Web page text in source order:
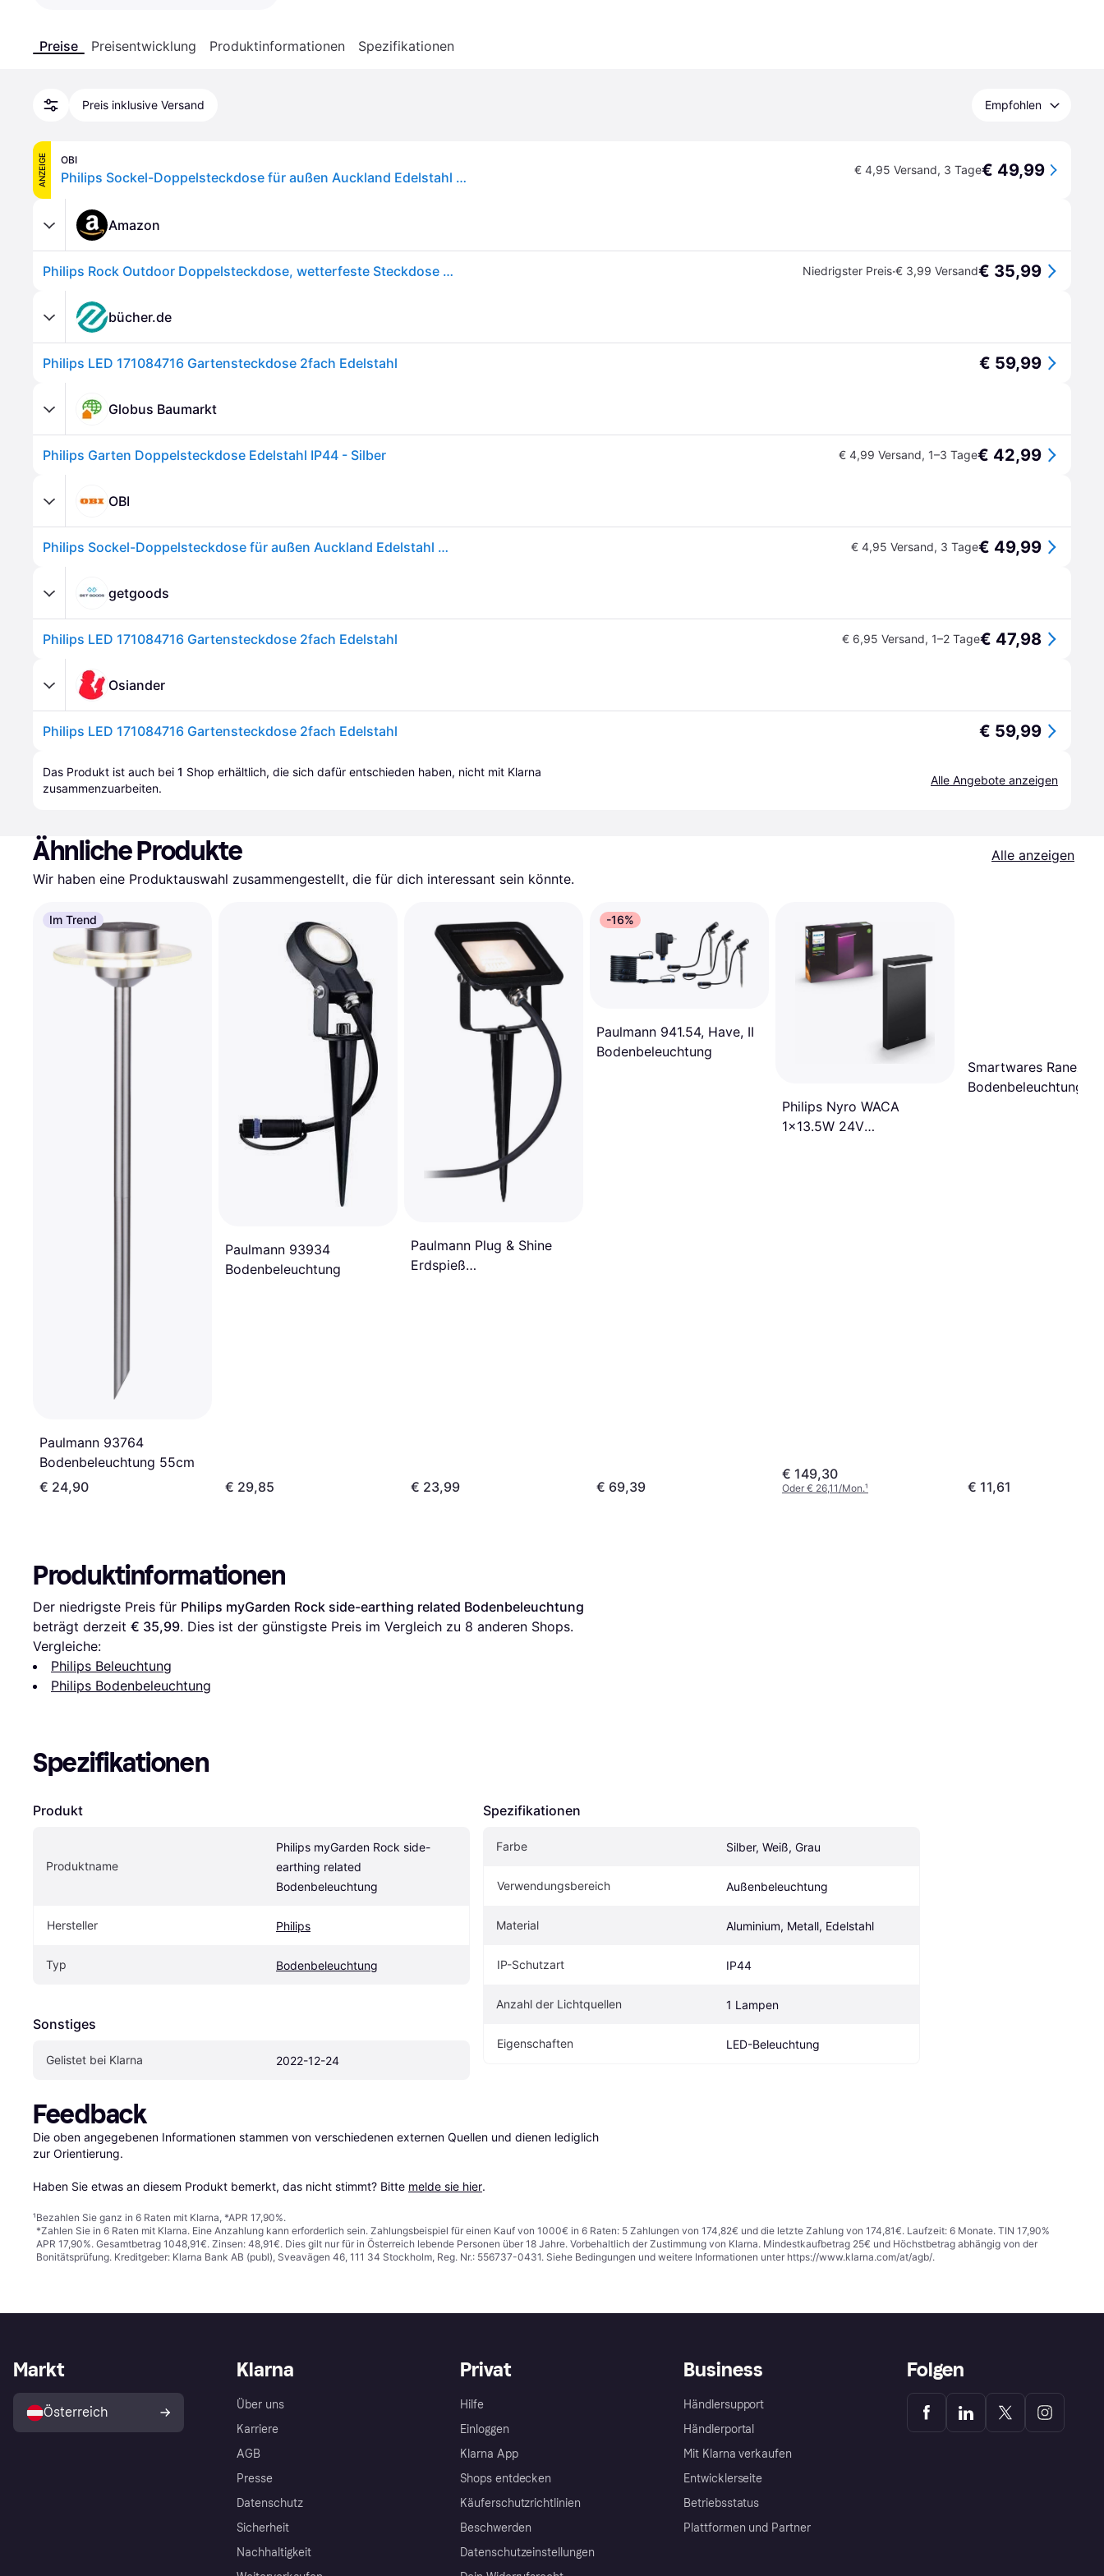
Preise Preisentwicklung Produktinformationen Spezifikationen
Preis inklusive Versand Empfohlen
ANZEIGE OBI
Philips Sockel-Doppelsteckdose für außen Auckland Edelstahl 23,2 cm € 4,95 Versand, 3 Tage€ 49,99
Amazon
Philips Rock Outdoor Doppelsteckdose, wetterfeste Steckdose mit 2 Steckern, optimale Stromversorgung für LED Beleuchtung im Außenbereich, Edelstahl Niedrigster Preis·€ 3,99 Versand€ 35,99
bücher.de
Philips LED 171084716 Gartensteckdose 2fach Edelstahl € 59,99
Globus Baumarkt
Philips Garten Doppelsteckdose Edelstahl IP44 - Silber € 4,99 Versand, 1–3 Tage€ 42,99
OBI
Philips Sockel-Doppelsteckdose für außen Auckland Edelstahl 23,2 cm € 4,95 Versand, 3 Tage€ 49,99
getgoods
Philips LED 171084716 Gartensteckdose 2fach Edelstahl € 6,95 Versand, 1–2 Tage€ 47,98
Osiander
Philips LED 171084716 Gartensteckdose 2fach Edelstahl € 59,99
Das Produkt ist auch bei 1 Shop erhältlich, die sich dafür entschieden haben, nicht mit Klarna
zusammenzuarbeiten.
Alle Angebote anzeigen
Ähnliche Produkte
Alle anzeigen
Wir haben eine Produktauswahl zusammengestellt, die für dich interessant sein könnte.
Im Trend
Paulmann 93764
Bodenbeleuchtung 55cm
€ 24,90
Paulmann 93934
Bodenbeleuchtung
€ 29,85
Paulmann Plug & Shine
Erdspieß
€ 23,99
-16%
Paulmann 941.54, Have, II
Bodenbeleuchtung
€ 69,39
Philips Nyro WACA
1x13.5W 24V
€ 149,30
Oder € 26,11/Mon.¹
Smartwares Ranex
Bodenbeleuchtung
€ 11,61
Produktinformationen
Der niedrigste Preis für Philips myGarden Rock side-earthing related Bodenbeleuchtung
beträgt derzeit € 35,99. Dies ist der günstigste Preis im Vergleich zu 8 anderen Shops.
Vergleiche:
Philips Beleuchtung
Philips Bodenbeleuchtung
Spezifikationen
Produkt
Produktname
Philips myGarden Rock side-
earthing related
Bodenbeleuchtung
Hersteller Philips
Typ Bodenbeleuchtung
Sonstiges
Gelistet bei Klarna 2022-12-24
Spezifikationen
Farbe Silber, Weiß, Grau
Verwendungsbereich Außenbeleuchtung
Material Aluminium, Metall, Edelstahl
IP-Schutzart IP44
Anzahl der Lichtquellen 1 Lampen
Eigenschaften LED-Beleuchtung
Feedback
Die oben angegebenen Informationen stammen von verschiedenen externen Quellen und dienen lediglich
zur Orientierung.
Haben Sie etwas an diesem Produkt bemerkt, das nicht stimmt? Bitte melde sie hier.
¹Bezahlen Sie ganz in 6 Raten mit Klarna, *APR 17,90%.
*Zahlen Sie in 6 Raten mit Klarna. Eine Anzahlung kann erforderlich sein. Zahlungsbeispiel für einen Kauf von 1000€ in 6 Raten: 5 Zahlungen von 174,82€ und die letzte Zahlung von 174,81€. Laufzeit: 6 Monate. TIN 17,90%
APR 17,90%. Gesamtbetrag 1048,91€. Zinsen: 48,91€. Dies gilt nur für in Österreich lebende Personen über 18 Jahre. Vorbehaltlich der Zustimmung von Klarna. Mindestkaufbetrag 25€ und Höchstbetrag abhängig von der
Bonitätsprüfung. Kreditgeber: Klarna Bank AB (publ), Sveavägen 46, 111 34 Stockholm, Reg. Nr.: 556737-0431. Siehe Bedingungen und weitere Informationen unter https://www.klarna.com/at/agb/.
Klarna
Über uns
Karriere
AGB
Presse
Datenschutz
Sicherheit
Nachhaltigkeit
Privat
Hilfe
Einloggen
Klarna App
Shops entdecken
Käuferschutzrichtlinien
Beschwerden
Datenschutzeinstellungen
Business
Händlersupport
Händlerportal
Mit Klarna verkaufen
Entwicklerseite
Betriebsstatus
Plattformen und Partner
Markt
Österreich
Folgen